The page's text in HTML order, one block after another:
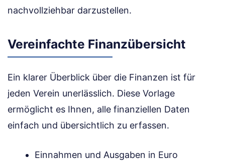
nachvollziehbar darzustellen.
Vereinfachte Finanzübersicht
Ein klarer Überblick über die Finanzen ist für
jeden Verein unerlässlich. Diese Vorlage
ermöglicht es Ihnen, alle finanziellen Daten
einfach und übersichtlich zu erfassen.
Einnahmen und Ausgaben in Euro